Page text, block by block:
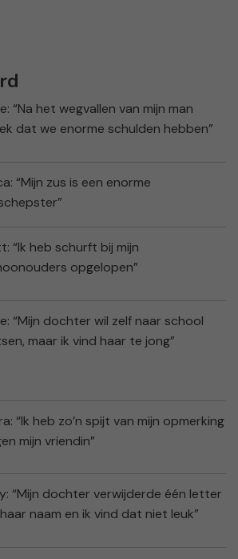
“Na het wegvallen van mijn man
dat we enorme schulden hebben”
“Mijn zus is een enorme
“Ik heb schurft bij mijn
opgelopen”
“Mijn dochter wil zelf naar school
maar ik vind haar te jong”
“Ik heb zo’n spijt van mijn opmerking
mijn vriendin”
“Mijn dochter verwijderde één letter
naam en ik vind dat niet leuk”